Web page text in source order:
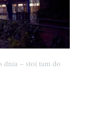
dnia – stoi tam do